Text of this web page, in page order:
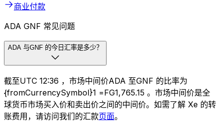
商业付款
ADA GNF 常见问题
ADA 与GNF 的今日汇率是多少？
截至UTC 12:36 ，市场中间价ADA 至GNF 的比率为
{fromCurrencySymbol}1 =FG1,765.15 。市场中间价是全
球货币市场买入价和卖出价之间的中间价。如需了解 Xe 的转
账费用，请访问我们的汇款页面。